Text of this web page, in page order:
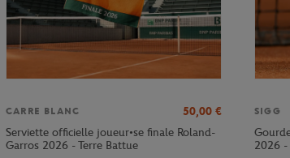
CARRE BLANC 50,00 €
Serviette officielle joueur•se finale Roland-
Garros 2026 - Terre Battue
SIGG
2026